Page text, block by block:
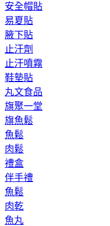
安全帽貼
易夏貼
腋下貼
止汗劑
止汗噴霧
鞋墊貼
丸文食品
旗聚一堂
旗魚鬆
魚鬆
肉鬆
禮盒
伴手禮
魚鬆
肉乾
魚丸